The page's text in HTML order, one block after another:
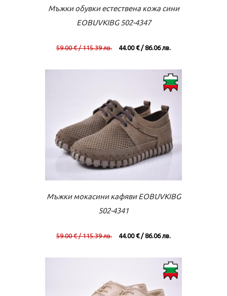
Към касата
Мъжки обувки естествена кожа сини
EOBUVKIBG 502-4347
59.00 € / 115.39 лв. 44.00 € / 86.06 лв.
Виж повече
Мъжки мокасини кафяви EOBUVKIBG
502-4341
59.00 € / 115.39 лв. 44.00 € / 86.06 лв.